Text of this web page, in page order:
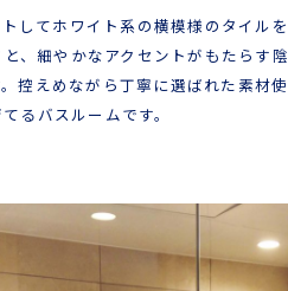
してホワイト系の横模様のタイルを
、細やかなアクセントがもたらす陰
控えめながら丁寧に選ばれた素材使
るバスルームです。